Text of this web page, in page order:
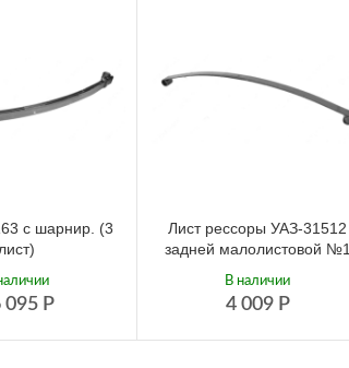
с шарнир. (3
лист)
095 Р
Лист рессоры УАЗ-31512
задней малолистовой №1
4 009 Р
В наличии